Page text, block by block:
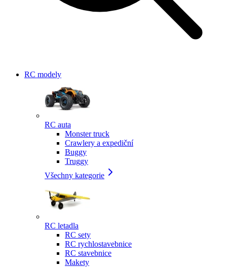
RC modely
RC auta
Monster truck
Crawlery a expediční
Buggy
Truggy
Všechny kategorie
RC letadla
RC sety
RC rychlostavebnice
RC stavebnice
Makety